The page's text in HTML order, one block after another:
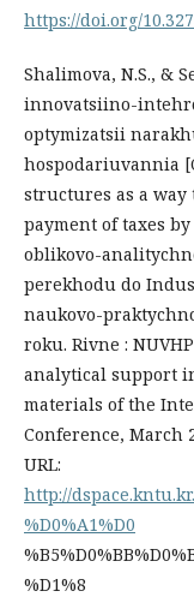
https://doi.org/
Shalimova, N.S., &
innovatsiino-
optymizatsii
hospodariuvannia
structures as a
payment of taxes
oblikovo-
perekhodu do
naukovo-
roku. Rivne :
analytical support
materials of the
Conference, March
URL:
http://
%D0%A1%D0
%D1%8